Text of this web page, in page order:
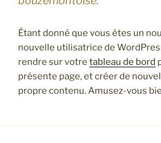
Étant donné que vous êtes un
nouvelle utilisatrice de
rendre sur votre tableau de bord
présente page, et créer de
propre contenu. Amusez-vous